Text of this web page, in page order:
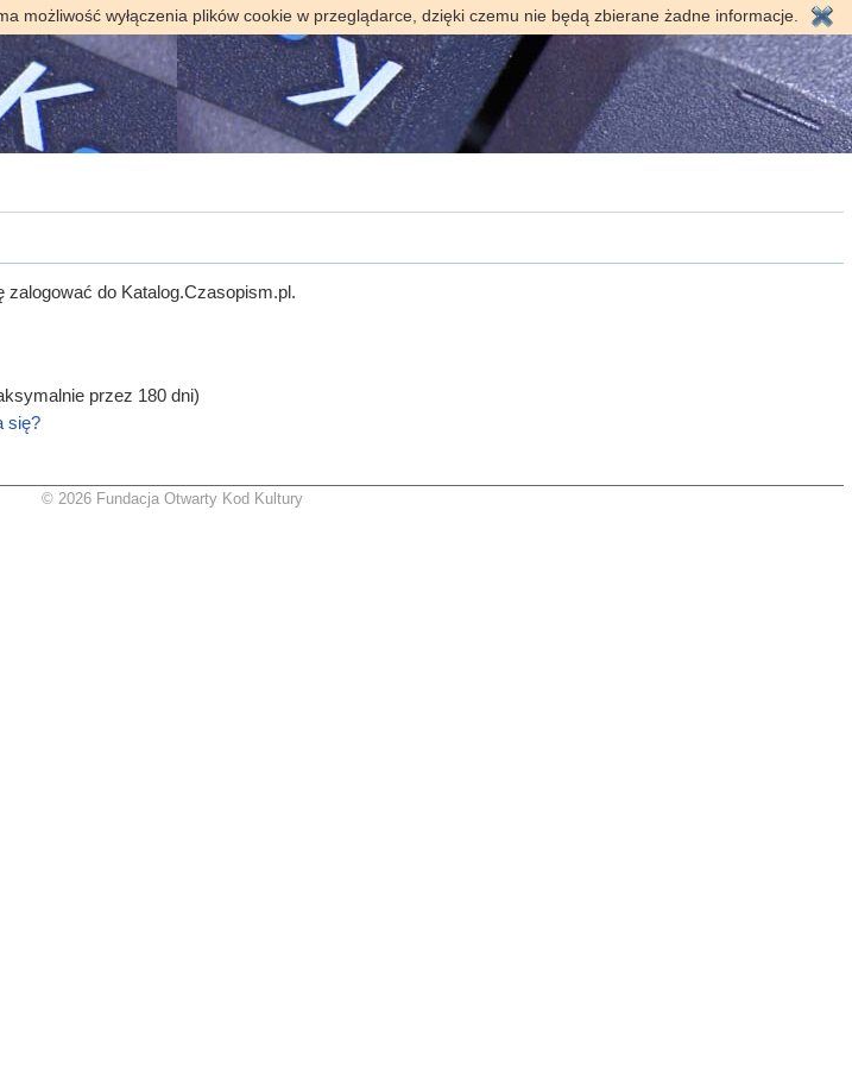
wyłączenia plików cookie w przeglądarce, dzięki czemu nie będą zbierane żadne informacje.
zalogować do Katalog.Czasopism.pl.
przez 180 dni)
się?
© 2026 Fundacja Otwarty Kod Kultury